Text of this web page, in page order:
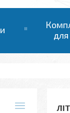
для